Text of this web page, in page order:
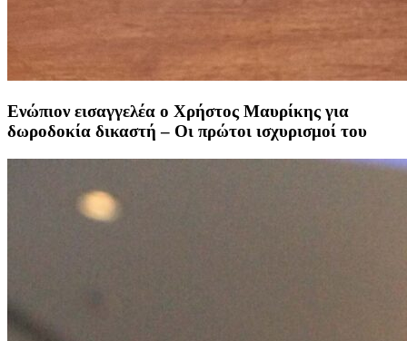
Ενώπιον εισαγγελέα ο Χρήστος Μαυρίκης για
δωροδοκία δικαστή – Οι πρώτοι ισχυρισμοί του